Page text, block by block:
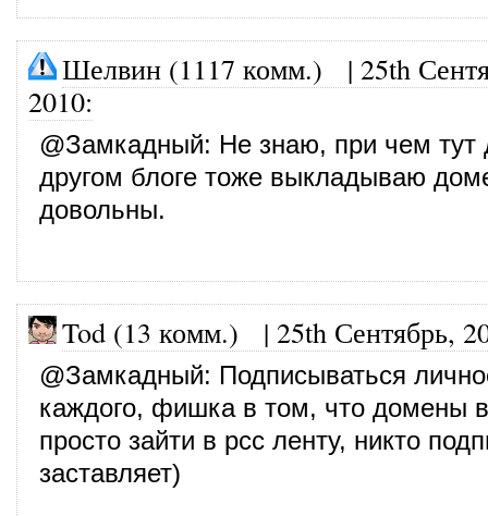
Шелвин (1117 комм.) | 25th
2010:
@Замкадный: Не знаю, при чем тут
другом блоге тоже выкладываю
довольны.
Tod (13 комм.) | 25th Сентябрь,
@Замкадный: Подписываться
каждого, фишка в том, что домены
просто зайти в рсс ленту, никто
заставляет)